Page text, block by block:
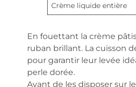
Crème liquide entière
En fouettant la crème
ruban brillant. La cuisson
pour garantir leur levée
perle dorée.
Avant de les disposer sur